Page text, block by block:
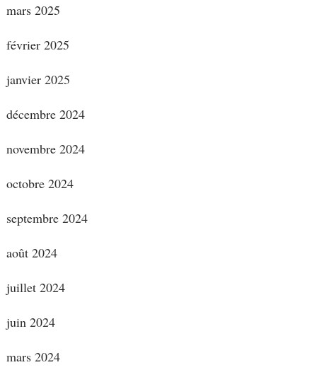
mars 2025
février 2025
janvier 2025
décembre 2024
novembre 2024
octobre 2024
septembre 2024
août 2024
juillet 2024
juin 2024
mars 2024